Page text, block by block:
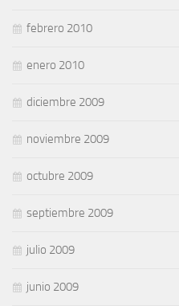
febrero 2010
enero 2010
diciembre 2009
noviembre 2009
octubre 2009
septiembre 2009
julio 2009
junio 2009